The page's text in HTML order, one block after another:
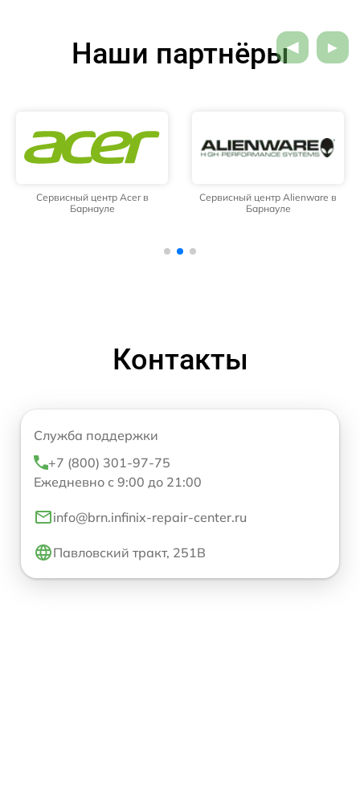
Наши партнёры
Сервисный центр Acer в
Барнауле
Сервисный центр Alienware в
Барнауле
Контакты
Служба поддержки
+7 (800) 301-97-75
Ежедневно с 9:00 до 21:00
info@brn.infinix-repair-center.ru
Павловский тракт, 251В